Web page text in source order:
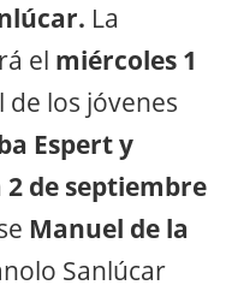
La
el miércoles 1
de los jóvenes
Espert y
2 de septiembre
Manuel de la
Sanlúcar